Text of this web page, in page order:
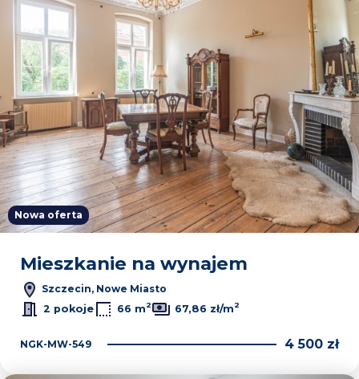
Nowa oferta
Mieszkanie na wynajem
Szczecin, Nowe Miasto
2 pokoje
66 m2 67,86 zł/m2
NGK-MW-549 4 500 zł